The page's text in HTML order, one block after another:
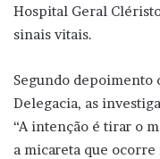
Hospital Geral
sinais vitais.
Segundo depoimento
Delegacia, as
“A intenção é tirar o
a micareta que